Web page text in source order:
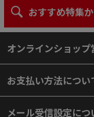
おすすめ特集
オンラインショッ
お支払い方法につい
メール受信設定につ